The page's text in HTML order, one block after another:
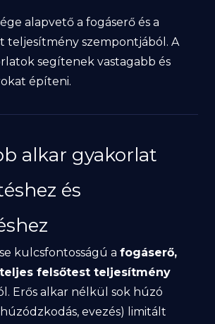
alapvető a fogáserő és a
teljesítmény szempontjából. A
segítenek vastagabb és
építeni.
alkar gyakorlat
és
kulcsfontosságú a fogáserő,
felsőtest teljesítmény
Erős alkar nélkül sok húzó
evezés) limitált